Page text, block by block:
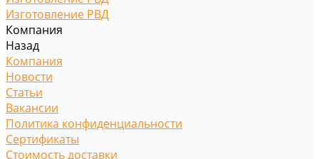
Изготовление РВД
Компания
Назад
Компания
Новости
Статьи
Вакансии
Политика конфиденциальности
Сертификаты
Стоимость доставки